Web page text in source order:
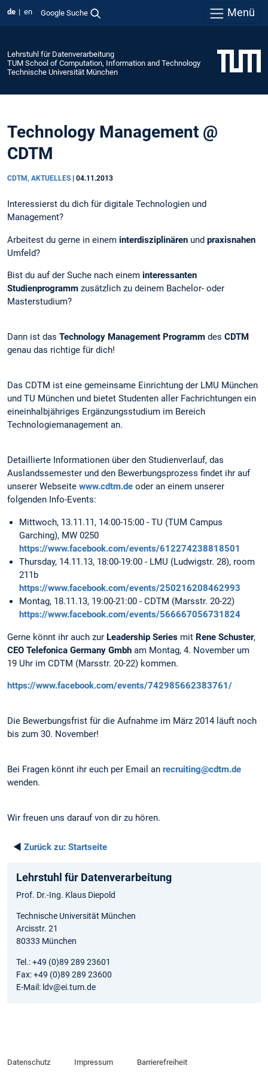
de en Google Suche Menü
Lehrstuhl für Datenverarbeitung
TUM School of Computation, Information and Technology
Technische Universität München
Technology Management @
CDTM
CDTM, AKTUELLES 04.11.2013
Interessierst du dich für digitale Technologien und
Management?
Arbeitest du gerne in einem interdisziplinären und praxisnahen
Umfeld?
Bist du auf der Suche nach einem interessanten
Studienprogramm zusätzlich zu deinem Bachelor- oder
Masterstudium?
Dann ist das Technology Management Programm des CDTM
genau das richtige für dich!
Das CDTM ist eine gemeinsame Einrichtung der LMU München
und TU München und bietet Studenten aller Fachrichtungen ein
eineinhalbjähriges Ergänzungsstudium im Bereich
Technologiemanagement an.
Detaillierte Informationen über den Studienverlauf, das
Auslandssemester und den Bewerbungsprozess findet ihr auf
unserer Webseite www.cdtm.de oder an einem unserer
folgenden Info-Events:
Mittwoch, 13.11.11, 14:00-15:00 - TU (TUM Campus
Garching), MW 0250
https://www.facebook.com/events/612274238818501
Thursday, 14.11.13, 18:00-19:00 - LMU (Ludwigstr. 28), room
211b
https://www.facebook.com/events/250216208462993
Montag, 18.11.13, 19:00-21:00 - CDTM (Marsstr. 20-22)
https://www.facebook.com/events/566667056731824
Gerne könnt ihr auch zur Leadership Series mit Rene Schuster,
CEO Telefonica Germany Gmbh am Montag, 4. November um
19 Uhr im CDTM (Marsstr. 20-22) kommen.
https://www.facebook.com/events/742985662383761/
Die Bewerbungsfrist für die Aufnahme im März 2014 läuft noch
bis zum 30. November!
Bei Fragen könnt ihr euch per Email an recruiting@cdtm.de
wenden.
Wir freuen uns darauf von dir zu hören.
◄ Zurück zu: Startseite
Lehrstuhl für Datenverarbeitung
Prof. Dr.-Ing. Klaus Diepold
Technische Universität München
Arcisstr. 21
80333 München
Tel.: +49 (0)89 289 23601
Fax: +49 (0)89 289 23600
E-Mail: ldv@ei.tum.de
Datenschutz Impressum Barrierefreiheit